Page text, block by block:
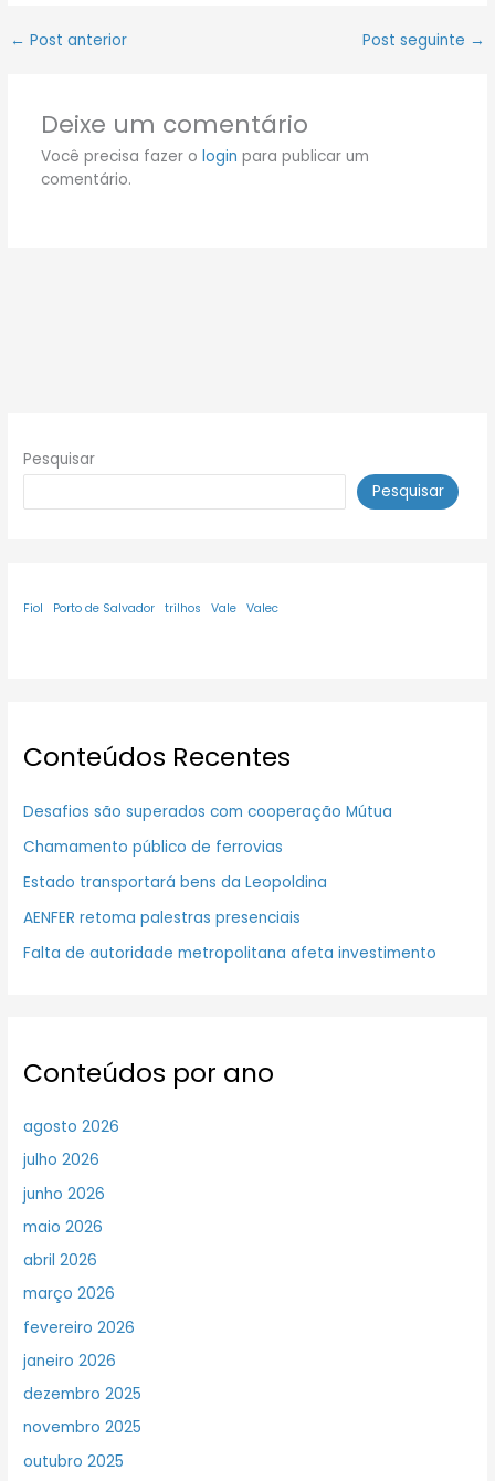
← Post anterior Post seguinte →
Deixe um comentário
Você precisa fazer o login para publicar um
comentário.
Pesquisar
Pesquisar
Fiol Porto de Salvador trilhos Vale Valec
Conteúdos Recentes
Desafios são superados com cooperação Mútua
Chamamento público de ferrovias
Estado transportará bens da Leopoldina
AENFER retoma palestras presenciais
Falta de autoridade metropolitana afeta investimento
Conteúdos por ano
agosto 2026
julho 2026
junho 2026
maio 2026
abril 2026
março 2026
fevereiro 2026
janeiro 2026
dezembro 2025
novembro 2025
outubro 2025